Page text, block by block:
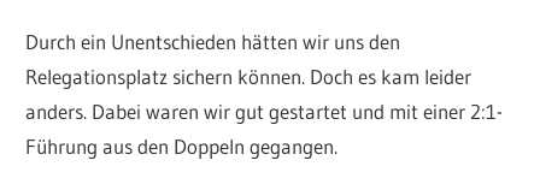
Durch ein Unentschieden hätten wir uns den
Relegationsplatz sichern können. Doch es kam leider
anders. Dabei waren wir gut gestartet und mit einer 2:1-
Führung aus den Doppeln gegangen.